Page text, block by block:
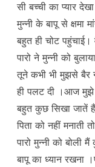
सी बच्ची का प्यार
मुन्नी के बापू से क्षमा
बहुत ही चोट पहुंचाई।
पारो ने मुन्नी को
तूने कभी भी मुझसे बैर
ही पलट दी ।आज मुझे
बहुत कुछ सिखा जातें
पिता को नहीं मनाती
पारो मुन्नी को
बापू का ध्यान रखना